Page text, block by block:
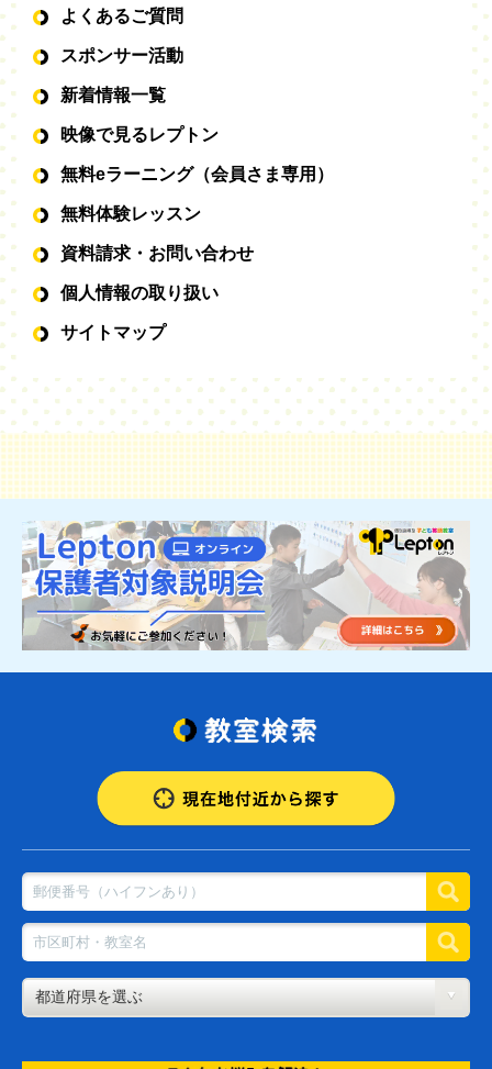
よくあるご質問
スポンサー活動
新着情報一覧
映像で見るレプトン
無料eラーニング（会員さま専用）
無料体験レッスン
資料請求・お問い合わせ
個人情報の取り扱い
サイトマップ